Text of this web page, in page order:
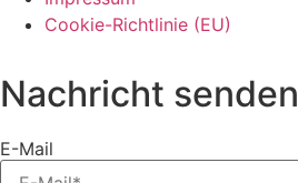
Cookie-Richtlinie (EU)
Nachricht senden
E-Mail